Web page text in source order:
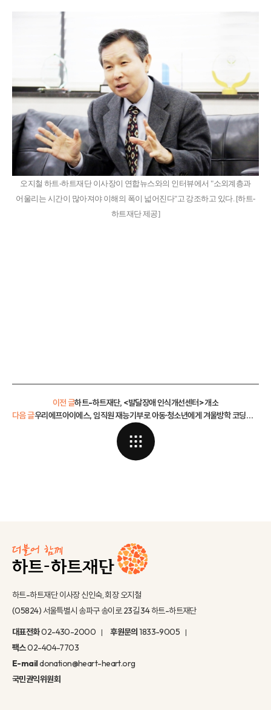
오지철 하트-하트재단 이사장이 연합뉴스와의 인터뷰에서 "소외계층과
어울리는 시간이 많아져야 이해의 폭이 넓어진다"고 강조하고 있다. [하트-
하트재단 제공]
이전 글하트-하트재단, <발달장애 인식개선센터> 개소
우리에프아이에스, 임직원 재능기부로 아동·청소년에게 겨울방학 코딩캠프 성료
다음 글
하트-하트재단 이사장 신인숙, 회장 오지철
(05824) 서울특별시 송파구 송이로 23길 34 하트-하트재단
대표전화02-430-2000 후원문의1833-9005
팩스02-404-7703
E-maildonation@heart-heart.org
국민권익위원회